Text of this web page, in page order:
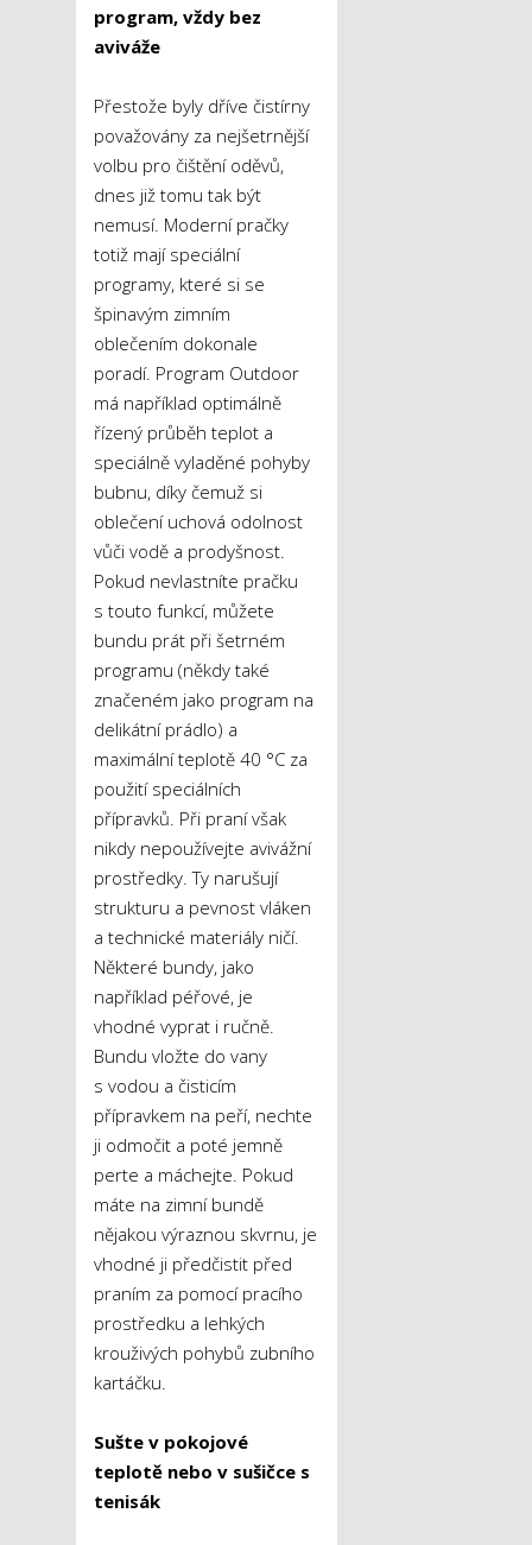
program, vždy bez
aviváže
Přestože byly dříve čistírny
považovány za nejšetrnější
volbu pro čištění oděvů,
dnes již tomu tak být
nemusí. Moderní pračky
totiž mají speciální
programy, které si se
špinavým zimním
oblečením dokonale
poradí. Program Outdoor
má například optimálně
řízený průběh teplot a
speciálně vyladěné pohyby
bubnu, díky čemuž si
oblečení uchová odolnost
vůči vodě a prodyšnost.
Pokud nevlastníte pračku
s touto funkcí, můžete
bundu prát při šetrném
programu (někdy také
značeném jako program na
delikátní prádlo) a
maximální teplotě 40 °C za
použití speciálních
přípravků. Při praní však
nikdy nepoužívejte avivážní
prostředky. Ty narušují
strukturu a pevnost vláken
a technické materiály ničí.
Některé bundy, jako
například péřové, je
vhodné vyprat i ručně.
Bundu vložte do vany
s vodou a čisticím
přípravkem na peří, nechte
ji odmočit a poté jemně
perte a máchejte. Pokud
máte na zimní bundě
nějakou výraznou skvrnu, je
vhodné ji předčistit před
praním za pomocí pracího
prostředku a lehkých
krouživých pohybů zubního
kartáčku.
Sušte v pokojové
teplotě nebo v sušičce s
tenisák